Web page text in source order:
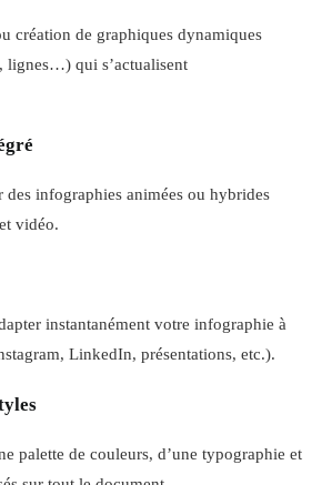
création de graphiques dynamiques
lignes…) qui s’actualisent
infographies animées ou hybrides
vidéo.
instantanément votre infographie à
LinkedIn, présentations, etc.).
palette de couleurs, d’une typographie et